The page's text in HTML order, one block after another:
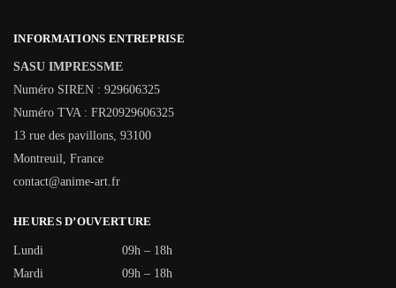
INFORMATIONS ENTREPRISE
SASU IMPRESSME
Numéro SIREN : 929606325
Numéro TVA : FR20929606325
13 rue des pavillons, 93100
Montreuil, France
contact@anime-art.fr
HEURES D’OUVERTURE
Lundi
09h – 18h
Mardi
09h – 18h